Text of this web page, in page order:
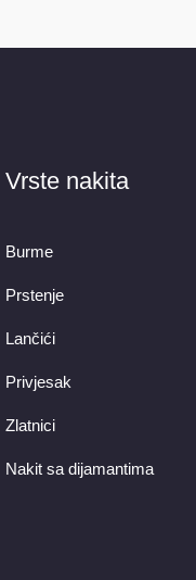
Vrste nakita
Burme
Prstenje
Lančići
Privjesak
Zlatnici
Nakit sa dijamantima